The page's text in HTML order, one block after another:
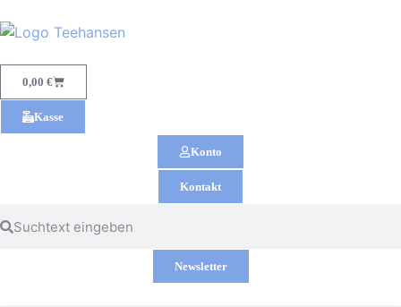
0,00 €
Kasse
Konto
Kontakt
Newsletter